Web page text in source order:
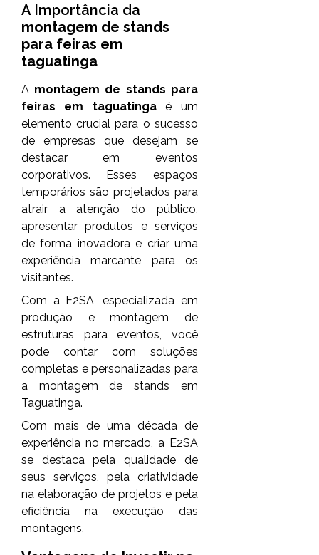
A Importância da
montagem de stands
para feiras em
taguatinga
A montagem de stands para
feiras em taguatingaé um
elemento crucial para o sucesso
de empresas que desejam se
destacar em eventos
corporativos. Esses espaços
temporários são projetados para
atrair a atenção do público,
apresentar produtos e serviços
de forma inovadora e criar uma
experiência marcante para os
visitantes.
Com a E2SA, especializada em
produção e montagem de
estruturas para eventos, você
pode contar com soluções
completas e personalizadas para
a montagem de stands em
Taguatinga.
Com mais de uma década de
experiência no mercado, a E2SA
se destaca pela qualidade de
seus serviços, pela criatividade
na elaboração de projetos e pela
eficiência na execução das
montagens.